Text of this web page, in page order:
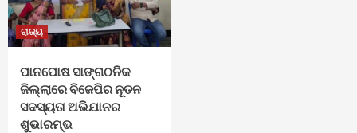
ରାଜ୍ୟ
ପାନପୋଷ ସାଙ୍ଗଠନିକ
ଜିଲ୍ଲାରେ ବିଜେପିର ନୂତନ
ସଦସ୍ୟତା ଅଭିଯାନର
ଶୁଭାରମ୍ଭ